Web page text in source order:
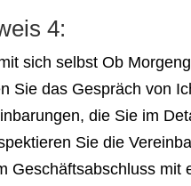
4:
sich selbst Ob
Sie das Gespräch von
die Sie im
Sie die
Geschäftsabschluss mit